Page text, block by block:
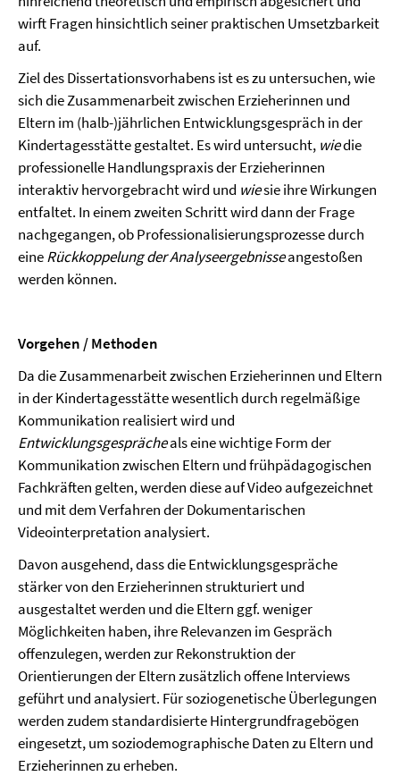
wirft Fragen hinsichtlich seiner praktischen Umsetzbarkeit
auf.
Ziel des Dissertationsvorhabens ist es zu untersuchen, wie
sich die Zusammenarbeit zwischen Erzieherinnen und
Eltern im (halb-)jährlichen Entwicklungsgespräch in der
Kindertagesstätte gestaltet. Es wird untersucht, wiedie
professionelle Handlungspraxis der Erzieherinnen
interaktiv hervorgebracht wird und wiesie ihre Wirkungen
entfaltet. In einem zweiten Schritt wird dann der Frage
nachgegangen, ob Professionalisierungsprozesse durch
eineRückkoppelung der Analyseergebnisseangestoßen
werden können.
Vorgehen / Methoden
Da die Zusammenarbeit zwischen Erzieherinnen und Eltern
in der Kindertagesstätte wesentlich durch regelmäßige
Kommunikation realisiert wird und
Entwicklungsgesprächeals eine wichtige Form der
Kommunikation zwischen Eltern und frühpädagogischen
Fachkräften gelten, werden diese auf Video aufgezeichnet
und mit dem Verfahren der Dokumentarischen
Videointerpretation analysiert.
Davon ausgehend, dass die Entwicklungsgespräche
stärker von den Erzieherinnen strukturiert und
ausgestaltet werden und die Eltern ggf. weniger
Möglichkeiten haben, ihre Relevanzen im Gespräch
offenzulegen, werden zur Rekonstruktion der
Orientierungen der Eltern zusätzlich offene Interviews
geführt und analysiert. Für soziogenetische Überlegungen
werden zudem standardisierte Hintergrundfragebögen
eingesetzt, um soziodemographische Daten zu Eltern und
Erzieherinnen zu erheben.